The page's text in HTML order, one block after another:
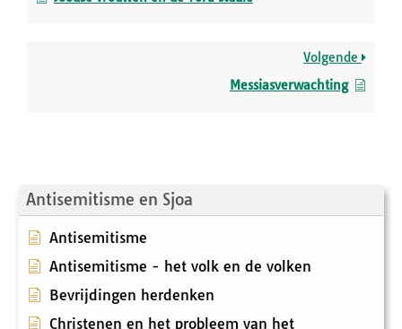
Antisemitisme en Sjoa
Antisemitisme
Antisemitisme - het volk en de volken
Bevrijdingen herdenken
Christenen en het probleem van het
Volgende
Messiasverwachting